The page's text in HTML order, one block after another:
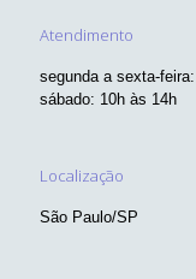
Atendimento
segunda a sexta-
sábado: 10h às 14h
Localização
São Paulo/SP